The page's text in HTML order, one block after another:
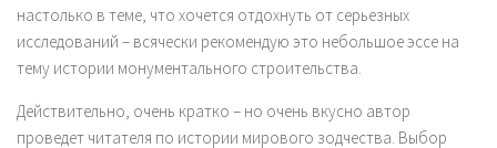
настолько в теме, что хочется отдохнуть от серьезных
исследований – всячески рекомендую это небольшое эссе на
тему истории монументального строительства.
Действительно, очень кратко – но очень вкусно автор
проведет читателя по истории мирового зодчества. Выбор